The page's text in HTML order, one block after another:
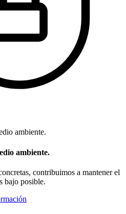
ambiente.
contribuimos a mantener el
bajo posible.